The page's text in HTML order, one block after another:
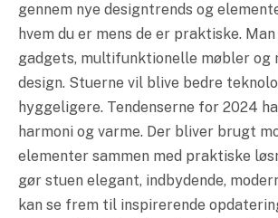
gennem nye designtrends og
hvem du er mens de er praktiske.
gadgets, multifunktionelle møbler og
design. Stuerne vil blive bedre
hyggeligere. Tendenserne for 2024
harmoni og varme. Der bliver brugt
elementer sammen med praktiske
gør stuen elegant, indbydende,
kan se frem til inspirerende